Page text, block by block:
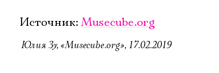
Источник: Musecube.org
Юлия Зу, «Musecube.org», 17.02.2019